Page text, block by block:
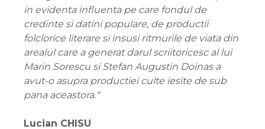
in evidenta influenta pe care fondul de
credinte si datini populare, de productii
folclorice literare si insusi ritmurile de viata din
arealul care a generat darul scriitoricesc al lui
Marin Sorescu si Stefan Augustin Doinas a
avut-o asupra productiei culte iesite de sub
pana aceastora.“
Lucian CHISU